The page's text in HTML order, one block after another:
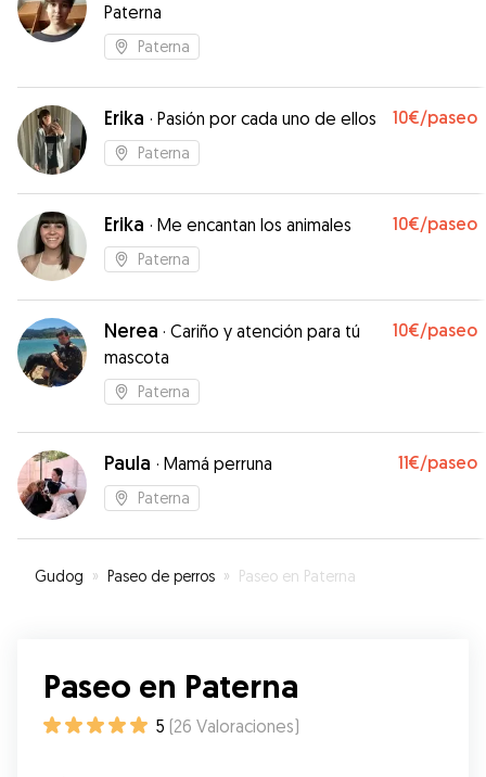
Paterna
Paterna
Erika · Pasión por cada uno de ellos 10€/paseo
Paterna
Erika · Me encantan los animales 10€/paseo
Paterna
Nerea · Cariño y atención para tú
mascota
10€/paseo
Paterna
Paula · Mamá perruna 11€/paseo
Paterna
Gudog » Paseo de perros » Paseo en Paterna
Paseo en Paterna
5 (26 Valoraciones)